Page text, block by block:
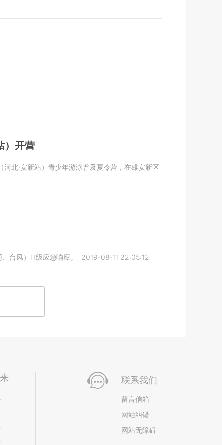
）开营
北·安新站）青少年游泳普及夏令营，在雄安新区
台风）Ⅲ级应急响应。 2019-08-11 22:05:12
联系我们
留言信箱
网站纠错
网站无障碍